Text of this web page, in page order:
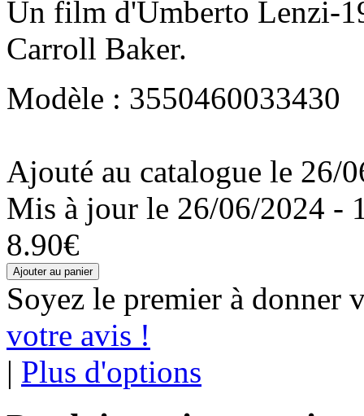
Un film d'Umberto Lenzi-
Carroll Baker.
Modèle : 3550460033430
Ajouté au catalogue le 26/
Mis à jour le 26/06/2024 -
8.90€
Soyez le premier à donner
votre avis !
| Plus d'options